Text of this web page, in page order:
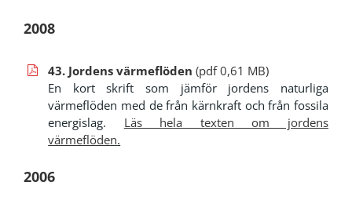
2008
43. Jordens värmeflöden (pdf 0,61 MB)
En kort skrift som jämför jordens naturliga
värmeflöden med de från kärnkraft och från fossila
energislag. Läs hela texten om jordens
värmeflöden.
2006